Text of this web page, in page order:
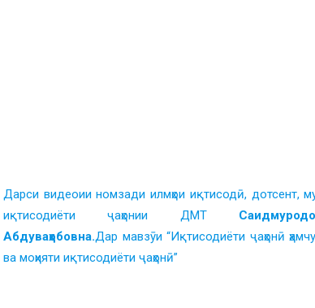
Дарси видеоии номзади илмҳои иқтисодӣ, дотсент,
иқтисодиёти ҷаҳонии ДМТ
Абдуваҳобовна.Дар мавзӯи “Иқтисодиёти ҷаҳонӣ
ва моҳияти иқтисодиёти ҷаҳонӣ”